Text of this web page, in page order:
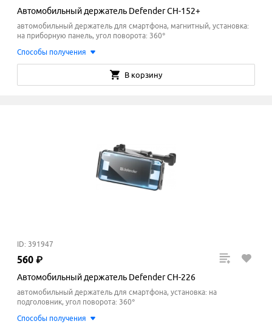
Автомобильный держатель Defender CH-152+
автомобильный держатель для смартфона, магнитный, установка:
на приборную панель, угол поворота: 360°
Способы получения
В корзину
ID: 391947
560 ₽
Автомобильный держатель Defender CH-226
автомобильный держатель для смартфона, установка: на
подголовник, угол поворота: 360°
Способы получения